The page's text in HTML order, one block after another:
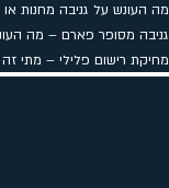
מה העונש על גניבה מחנות
גניבה מסופר פארם – מה
מחיקת רישום פלילי – מתי